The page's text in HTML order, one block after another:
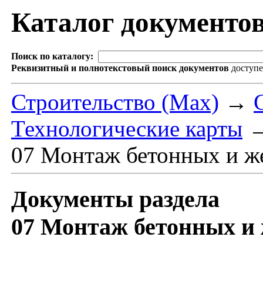
Каталог
Поиск по каталогу:
Реквизитный и полнотекстовый поиск документов
Строительство (Max) →
Технологические карты
07 Монтаж бетонных и
Документы раздела
07 Монтаж бетонных и